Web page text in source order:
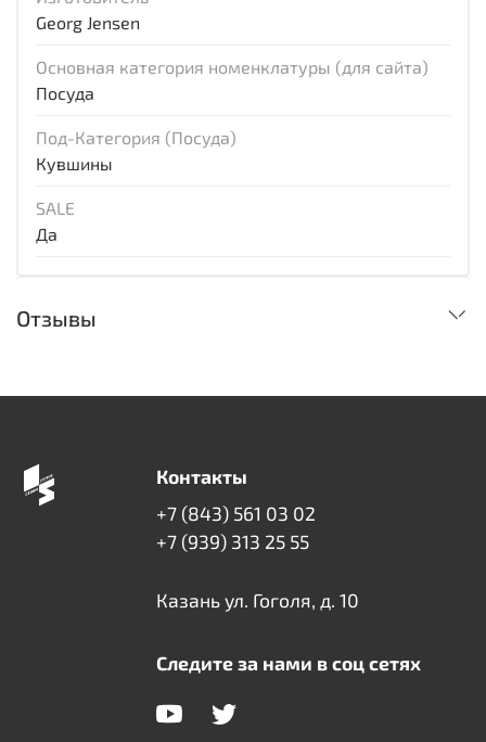
Georg Jensen
Основная категория номенклатуры (для сайта)
Посуда
Под-Категория (Посуда)
Кувшины
SALE
Да
Отзывы
Контакты
+7 (843) 561 03 02
+7 (939) 313 25 55
Казань ул. Гоголя, д. 10
Следите за нами в соц сетях